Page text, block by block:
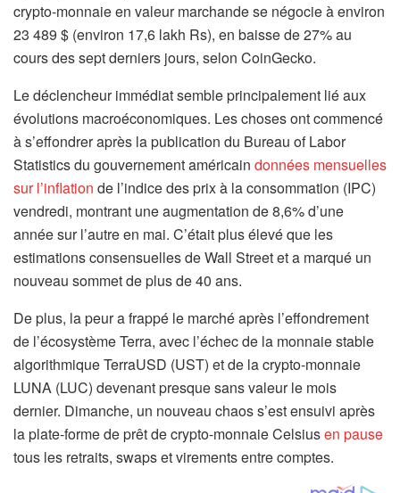
crypto-monnaie en valeur marchande se négocie à environ
23 489 $ (environ 17,6 lakh Rs), en baisse de 27% au
cours des sept derniers jours, selon CoinGecko.
Le déclencheur immédiat semble principalement lié aux
évolutions macroéconomiques. Les choses ont commencé
à s’effondrer après la publication du Bureau of Labor
Statistics du gouvernement américain données mensuelles
sur l’inflation de l’indice des prix à la consommation (IPC)
vendredi, montrant une augmentation de 8,6% d’une
année sur l’autre en mai. C’était plus élevé que les
estimations consensuelles de Wall Street et a marqué un
nouveau sommet de plus de 40 ans.
De plus, la peur a frappé le marché après l’effondrement
de l’écosystème Terra, avec l’échec de la monnaie stable
algorithmique TerraUSD (UST) et de la crypto-monnaie
LUNA (LUC) devenant presque sans valeur le mois
dernier. Dimanche, un nouveau chaos s’est ensuivi après
la plate-forme de prêt de crypto-monnaie Celsiusen pause
tous les retraits, swaps et virements entre comptes.